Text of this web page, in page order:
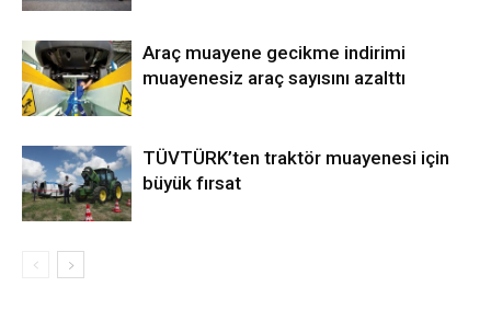
Araç muayene gecikme indirimi
muayenesiz araç sayısını azalttı
TÜVTÜRK’ten traktör muayenesi için
büyük fırsat